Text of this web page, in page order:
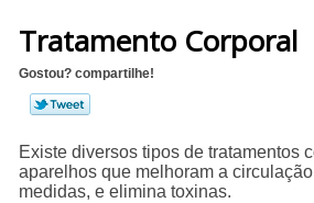
Tratamento Corporal
Gostou? compartilhe!
Existe diversos tipos de tratamentos
aparelhos que melhoram a
medidas, e elimina toxinas.